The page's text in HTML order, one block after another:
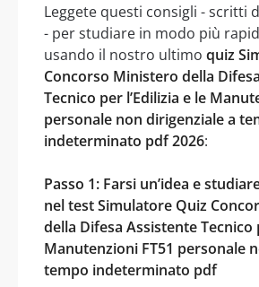
Leggete questi consigli - scritti
- per studiare in modo più
usando il nostro ultimo quiz
Concorso Ministero della
Tecnico per l’Edilizia e le
personale non dirigenziale a
indeterminato pdf 2026:
Passo 1: Farsi un’idea e
nel test Simulatore Quiz
della Difesa Assistente Tecnico
Manutenzioni FT51 personale
tempo indeterminato pdf